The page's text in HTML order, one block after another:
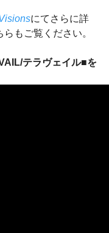
にてさらに詳
もご覧ください。
テラヴェイル■を